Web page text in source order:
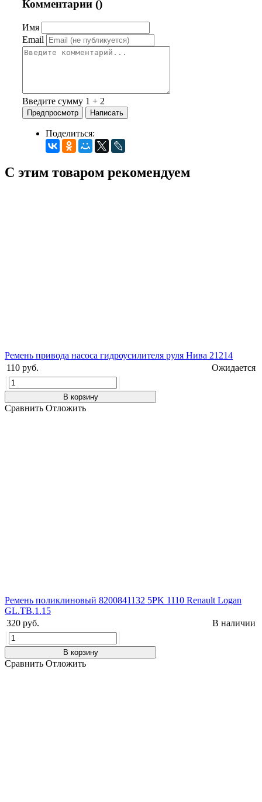
Комментарии ()
Имя
Email
Введите сумму 1 + 2
Поделиться:
С этим товаром рекомендуем
Ремень привода насоса гидроусилителя руля Нива 21214
110 руб.
Ожидается
В корзину
Сравнить Отложить
Ремень поликлиновый 8200841132 5PK 1110 Renault Logan
GL.TB.1.15
320 руб.
В наличии
В корзину
Сравнить Отложить